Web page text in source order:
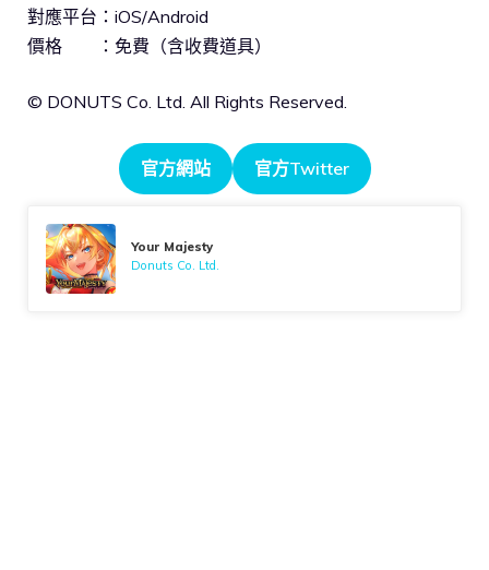
對應平台：iOS/Android
價格 ：免費（含收費道具）
© DONUTS Co. Ltd. All Rights Reserved.
官方網站 官方Twitter
Your Majesty
Donuts Co. Ltd.